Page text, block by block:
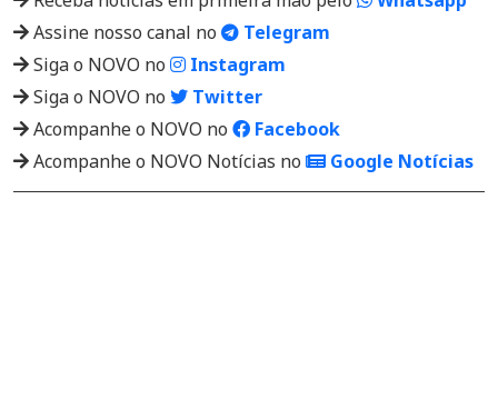
Assine nosso canal no
Telegram
Siga o NOVO no
Instagram
Siga o NOVO no
Twitter
Acompanhe o NOVO no
Facebook
Acompanhe o NOVO Notícias no
Google Notícias